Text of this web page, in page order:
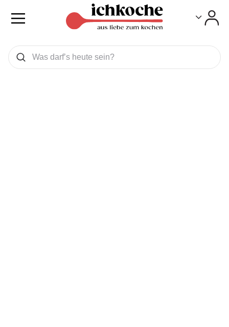
Was wollen Sie suchen
Suchen